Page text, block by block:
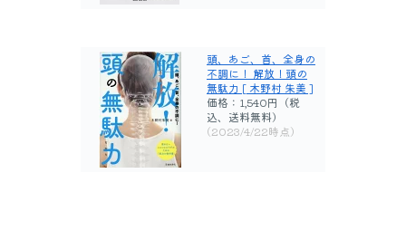
頭、あご、首、全身の
不調に！ 解放！頭の
無駄力 [ 木野村 朱美 ]
価格：1,540円（税
込、送料無料)
(2023/4/22時点)